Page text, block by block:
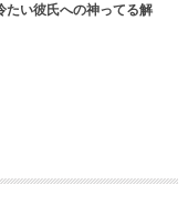
たい彼氏への神ってる解